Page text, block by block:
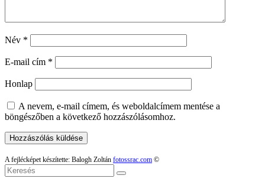
Név *
E-mail cím *
Honlap
A nevem, e-mail címem, és weboldalcímem mentése a
böngészőben a következő hozzászólásomhoz.
A fejlécképet készítette: Balogh Zoltán fotossrac.com ©
Keresés